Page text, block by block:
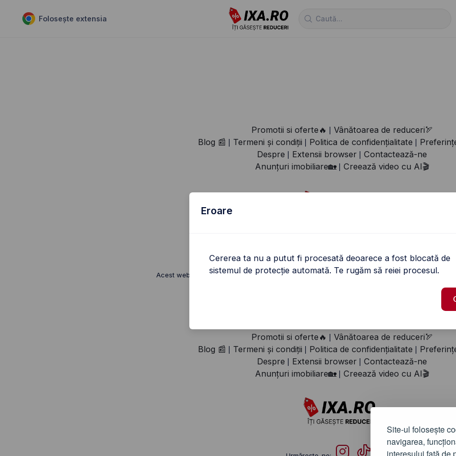
Site-ul folosește
navigarea,
Folosește extensia
Promotii si oferte🔥
Vânătoarea de reduceri🏹
Blog 📰
Termeni și condiții Politica de confidențialitate
Despre
Extensii browser
Contactează-ne
Anunțuri imobiliare🏡| Creează video cu AI🎬
Acest website este protejat de reCAPTCHA și se aplică politica de confidențialitateși
Promotii si oferte🔥
Vânătoarea de reduceri🏹
Blog 📰
Termeni și condiții Politica de confidențialitate
Despre
Extensii browser
Contactează-ne
Anunțuri imobiliare🏡| Creează video cu AI🎬
Eroare
Cererea ta nu a putut fi procesată deoarece a fost blocată de
sistemul de protecție automată. Te rugăm să reiei procesul.